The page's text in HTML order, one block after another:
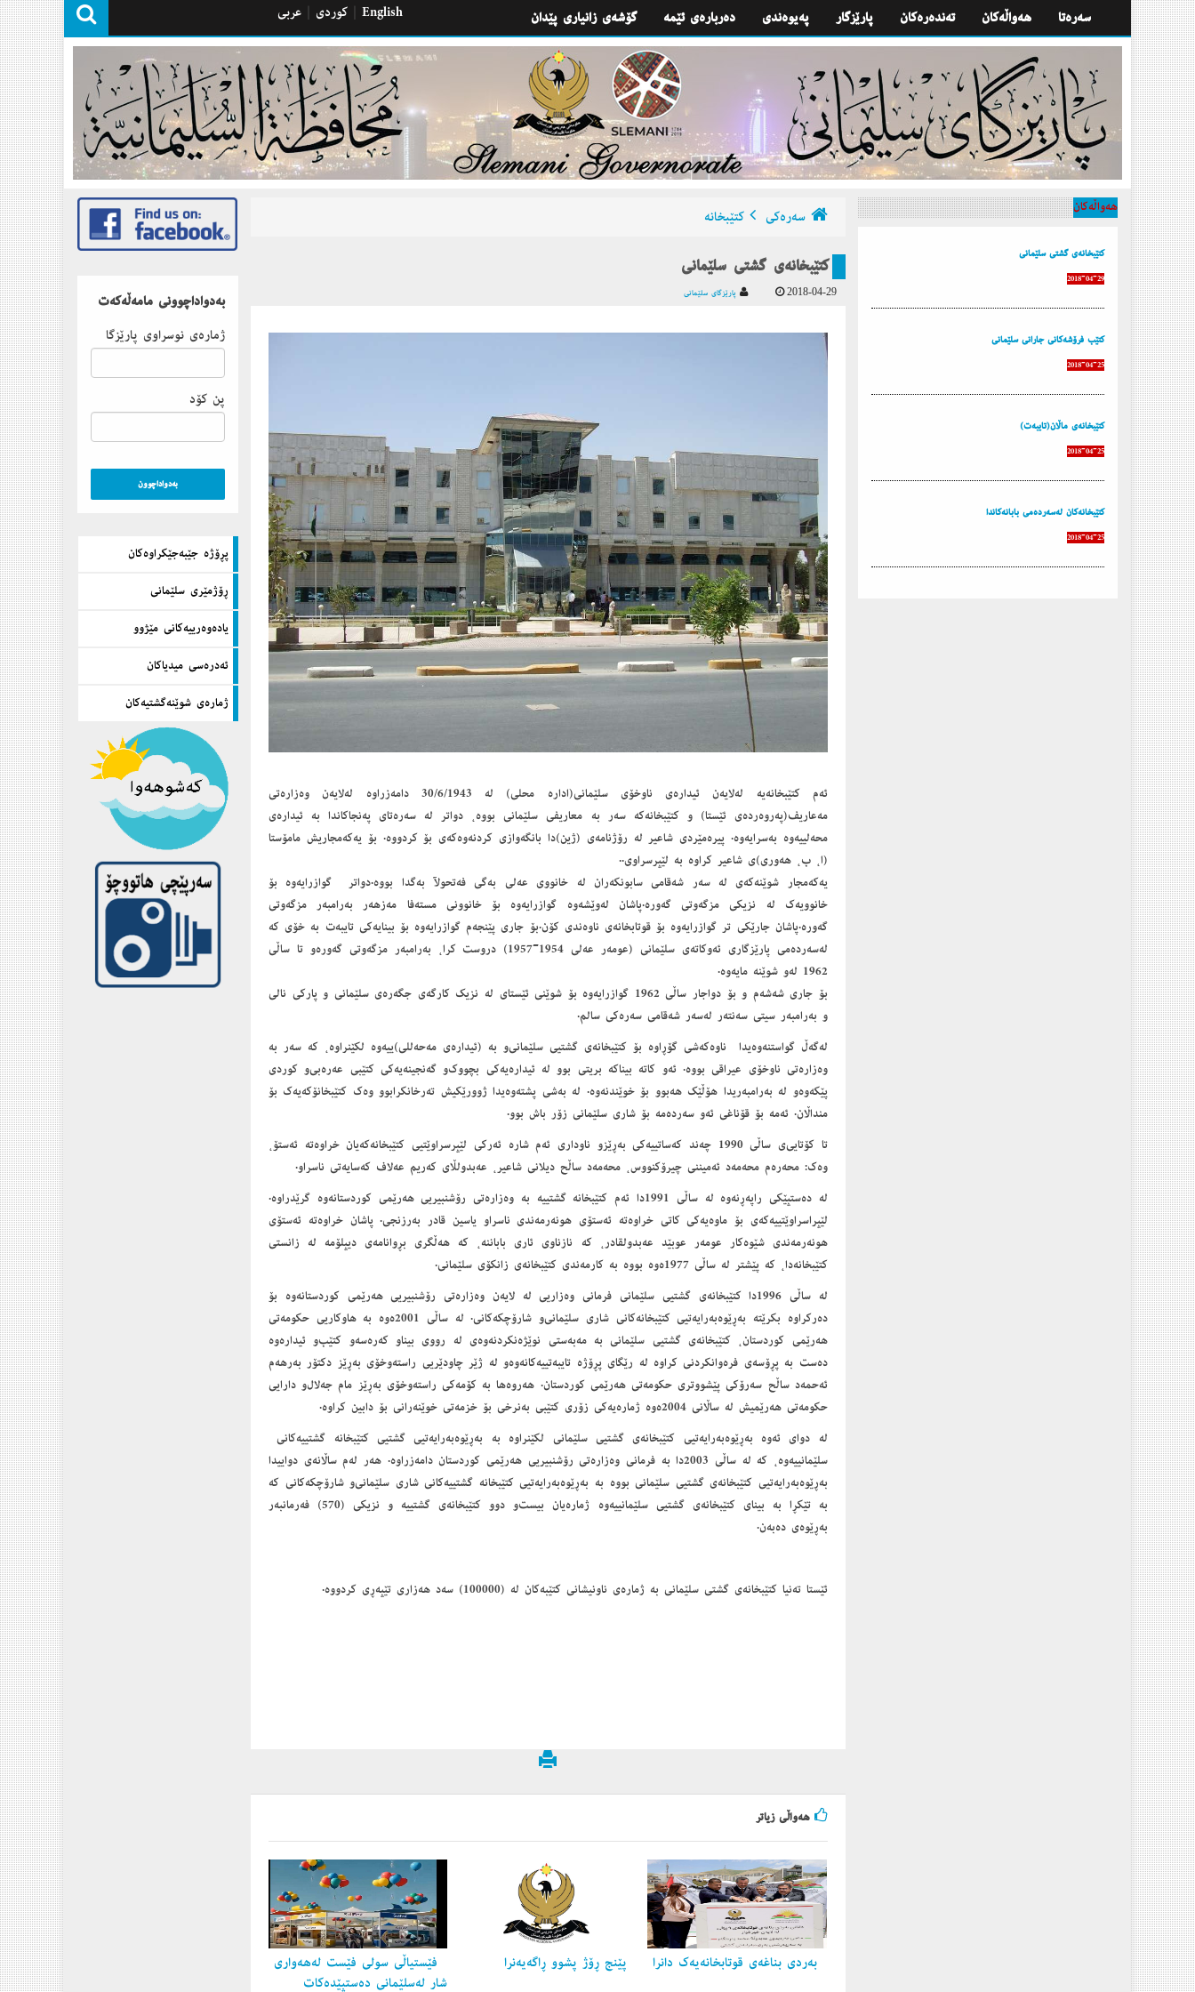
كوردی عربی English گۆشه‌ی زانیاری پێدان په‌یوه‌ندی پارێزگار تەندەرەكان هه‌واڵه‌كان سه‌ره‌تا
بەدواداچوونى مامەڵەكەت
ژمارەى نوسراوى پارێزگا
پن كۆد
پڕۆژه‌ جێبه‌جێكراوه‌كان
ڕۆژمێری سلێمانی
یاده‌وه‌رییه‌كانی مێژوو
ئه‌دره‌سی میدیاكان
ژماره‌ی شوێنه‌گشتیه‌كان
سه‌ره‌كی كتێبخانه‌
كتێبخانەى گشتى سلێمانى
2018-04-29
ئەم كتێبخانەیە لەلایەن ئیدارەى ناوخۆى سلێمانى(ادارە محلى) لە 30/6/1943 دامەزراوە لەلایەن وەزارەتى
مەعاریف(پەروەردەى ئێستا) و كتێبخانەكە سەر بە معاریفى سلێمانى بووە، دواتر لە سەرەتاى پەنجاكاندا بە ئیدارەى
محەلییەوە بەسرایەوە. پیره‌مێردی شاعیر له رۆژنامه‌ی (ژین)دا بانگه‌وازی کردنه‌وه‌که‌ی بۆ کردووه. بۆ یه‌که‌مجاریش مامۆستا
(أ، ب، هه‌وری)ی شاعیر کراوه به لێپرسراوی..
یەكەمجار شوێنەكەى لە سەر شەقامى سابونكەران لە خانووى عەلى بەگى فەتحولآ بەگدا بووە.دواتر گوازرایەوە بۆ
خانوویەك لە نزیكى مزگەوتى گەورە.پاشان لەوێشەوە گوازرایەوە بۆ خانوونى مستەفا مەزهەر بەرامبەر مزگەوتى
گەورە.پاشان جارێكى تر گوازرایەوە بۆ قوتابخانەى ناوەندى كۆن.بۆ جارى پێنجەم گوازرایەوە بۆ بینایەكى تایبەت بە خۆى كە
لەسەردەمى پارێزگارى ئەوكاتەى سلێمانى (عومەر عەلى 1954-1957) دروست كرا، بەرامبەر مزگەوتى گەورەو تا ساڵى
1962 لەو شوێنە مایەوە.
بۆ جارى شەشەم و بۆ دواجار ساڵى 1962 گوازرایەوە بۆ شوێنى ئێستاى لە نزیك كارگەى جگەرەى سلێمانى و پاركى نالى
و بەرامبەر سیتى سەنتەر لەسەر شەقامى سەرەكى سالم.
له‌گه‌ڵ گواستنه‌وه‌یدا ناوه‌که‌‌شی گۆڕاوه بۆ کتێبخانه‌ی گشتیی سلێمانی‌و به (ئیداره‌‌ی مه‌حه‌للی‌)‌ییه‌وه لکێنراوه، که سه‌ر به
وه‌زاره‌تی ناوخۆی عیراقی بووه. ئه‌‌و کاته بیناکه بریتی بوو له ئیداره‌یه‌‌کی بچووک‌و گه‌نجینه‌یه‌کی کتێبی عه‌ره‌بی‌و کوردی
پێکه‌وه‌و له به‌رامبه‌ریدا هۆڵێک هه‌بوو بۆ خوێندنه‌وه.‌ له به‌شی پشته‌وه‌یدا ژوورێکیش ته‌رخانکرابوو وه‌ک کتێبخانۆکه‌یه‌ک بۆ
منداڵان. ئه‌مه بۆ قۆناغی ئه‌و سه‌رده‌مه بۆ شاری سلێمانی زۆر باش بوو.
تا کۆتایی‌ی ساڵی 1990 چه‌ند که‌ساتییه‌‌کی به‌ڕێزو ناوداری ئه‌م شاره ئه‌رکی لێپرسراوێتیی کتێبخانه‌که‌یان خراوه‌ته ئه‌ستۆ،
وه‌ک: محه‌ره‌م محه‌مه‌د ئه‌میننی چیرۆکنووس، محه‌مه‌د ساڵح دیلانی شاعیر، عه‌بدولڵای که‌ریم عه‌لاف که‌سایه‌تی ناسراو.
له ده‌ستپێکی راپه‌ڕنه‌وه له ساڵی 1991دا ئه‌م کتێبخانه گشتییه به وه‌زاره‌تی رۆشنبیریی هه‌رێمی کوردستانه‌وه گرێدراوه.
لێپراسراوێتییه‌که‌ی بۆ ماوه‌یه‌‌کی کاتی خراوه‌ته ئه‌ستۆی هونه‌رمه‌ند‌ی ناسراو یاسین قادر به‌رزنجی. پاشان خراوه‌ته ئه‌ستۆی
هونه‌رمه‌ندی شێوه‌کار عومه‌ر عوبێد عه‌بدولقادر، که نازناوی ئاری باباننه‌، که هه‌ڵگری بڕوانامه‌ی دیپلۆمه له زانستی
کتێبخانه‌دا، که پێشتر له ساڵی 1977ه‌وه بووه به کارمه‌ندی کتێبخانه‌ی زانکۆی سلێمانی.
له ساڵی 1996دا کتێبخانه‌‌ی گشتیی سلێمانی فرمانی وه‌زاریی له لایه‌ن وه‌زاره‌تی رۆشنبیریی هه‌رێمی کوردستانه‌وه بۆ
ده‌رکراوه بکرێته به‌ڕێوه‌به‌رایه‌تیی کتێبخانه‌کانی شاری سلێمانی‌و شارۆچکه‌کانی. له ساڵی 2001ه‌وه به هاوکاریی حکومه‌تی
هه‌رێمی کوردستان، کتێبخانه‌‌ی گشتیی سلێمانی به مه‌به‌ستی نوێژه‌نکردنه‌وه‌ی له رووی بیناو که‌ره‌سه‌و کتێب‌و ئیداره‌وه
ده‌ست به پڕۆسه‌‌ی فره‌وانکردنی کراوه له رێگای پڕۆژه‌ تایبه‌تییه‌کانه‌وه‌و له ژێر چاودێریی راسته‌وخۆی به‌ڕێز دکتۆر به‌رهه‌م
ئه‌حمه‌د ساڵح سه‌رۆکی پێشووتری حکومه‌تی هه‌رێمی کوردستان. هه‌روه‌ها به کۆمه‌کی راسته‌وخۆی به‌ڕێز مام جه‌لال‌و دارایی‌‌
حکومه‌‌تی هه‌رێمیش له‌ ساڵانی 2004ه‌وه ژماره‌یه‌کی زۆری کتێبی به‌نرخی بۆ خزمه‌تی خوێنه‌رانی بۆ دابین کراوه.
له دوای ئه‌وه به‌ڕێوه‌به‌رایه‌‌تیی کتێبخانه‌‌ی گشتیی سلێمانی لکێنراوه به به‌ڕێوه‌به‌رایه‌تیی گشتیی کتێبخانه گشتییه‌کانی
سلێمانییه‌وه، که له ساڵی 2003دا به فرمانی وه‌زاره‌تی رۆشنبیریی هه‌‌رێمی کوردستان دامه‌زراوه. هه‌ر له‌م ساڵانه‌ی دواییدا
به‌ڕێوه‌به‌رایه‌تیی کتێبخانه‌ی گشتیی سلێمانی بووه به به‌ڕێوه‌به‌رایه‌تیی کتێبخانه‌ گشتییه‌کانی شاری سلێمانی‌و شارۆچکه‌کانی كه‌
به تێکڕا به بینای کتێبخانه‌ی گشتیی سلێمانییه‌وه ژماره‌یان بیست‌و دوو کتێبخانه‌ی گشتییه و نزیکی (570) فه‌رمانبه‌ر
به‌ڕێوه‌‌ی ده‌‌به‌ن.
ئێستا ته‌نیا كتێبخانه‌ی گشتی سلێمانی به ژماره‌ی ناونیشانی کتێبه‌کان له (100000) سه‌د هه‌زاری تێپه‌ڕی کردووه.
هه‌واڵی زیاتر
فێستیاڵی سولی فێست لەهەواری
شار لەسلێمانی دەستپێدەكات
پێنج ڕۆژ پشوو ڕاگه‌یه‌نرا به‌ردی بناغه‌ی قوتابخانه‌یه‌ك دانرا
هه‌واڵه‌كان
كتێبخانەى گشتى سلێمانى
2018-04-29
كتێب فرۆشەكانی جارانی سلێمانی
2018-04-25
كتێبخانەی ماڵان(تایبەت)
2018-04-25
كتێبخانەكان لەسەردەمی بابانەكاندا
2018-04-25